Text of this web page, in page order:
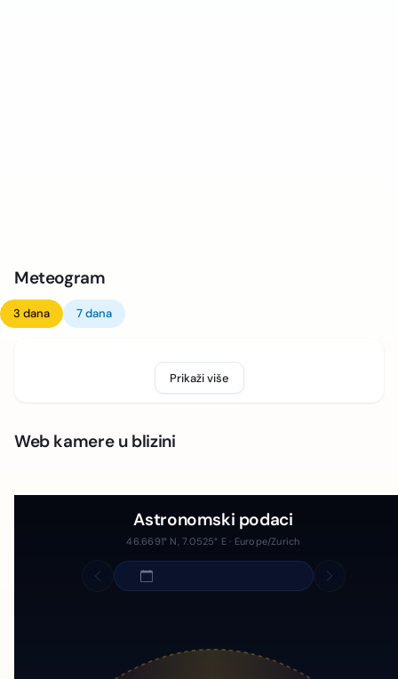
Meteogram
3 dana 7 dana
Prikaži više
Web kamere u blizini
Astronomski podaci
46.6691° N, 7.0525° E · Europe/Zurich